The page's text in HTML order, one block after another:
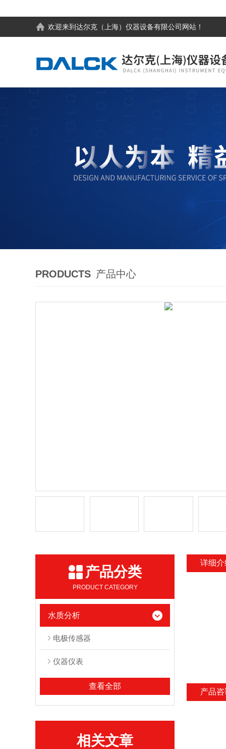
欢迎来到达尔克（上海）仪器设备有限公司 网站！
PRODUCTS 产品中心
产品分类
PRODUCT CATEGORY
水质分析
电极传感器
仪器仪表
查看全部
相关文章
详细介
产品